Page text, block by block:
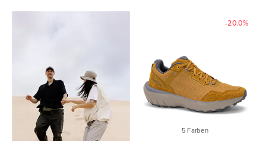
-20.0%
5 Farben